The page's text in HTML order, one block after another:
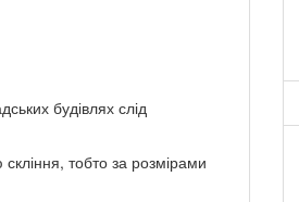
будівлях слід
тобто за розмірами